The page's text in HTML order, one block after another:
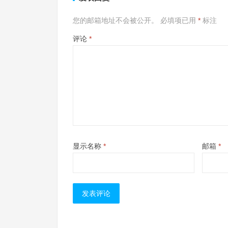
您的邮箱地址不会被公开。 必填项已用 * 标注
评论 *
显示名称 * 邮箱 *